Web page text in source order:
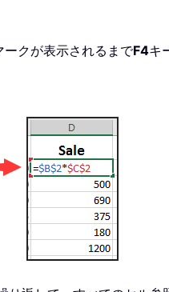
クが表示されるまでF4キ